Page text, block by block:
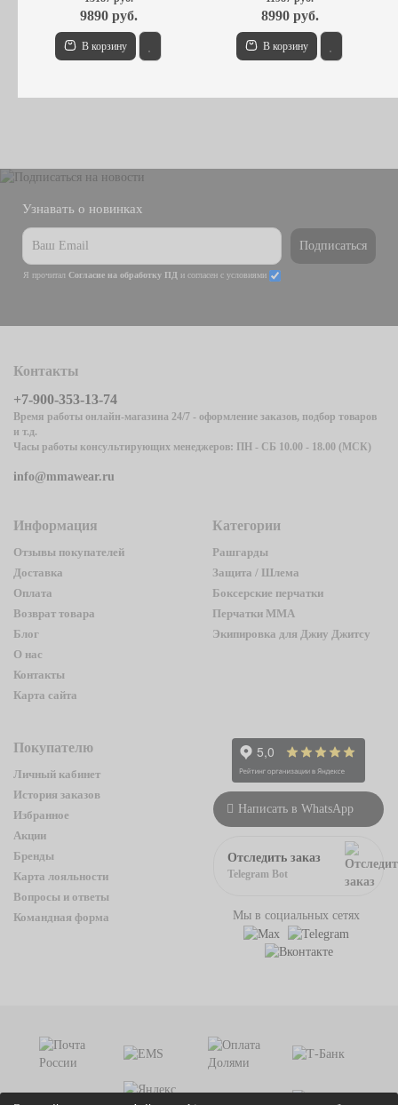
В корзину
9890 руб.
В корзину
8990 руб.
Узнавать о новинках
Подписаться
Я прочитал Согласие на обработку ПД и согласен с условиями
Контакты
+7-900-353-13-74
Время работы онлайн-магазина 24/7 - оформление заказов, подбор товаров
и т.д.
Часы работы консультирующих менеджеров: ПН - СБ 10.00 - 18.00 (МСК)
info@mmawear.ru
Информация
Отзывы покупателей
Доставка
Оплата
Возврат товара
Блог
О нас
Контакты
Карта сайта
Категории
Рашгарды
Защита / Шлема
Боксерские перчатки
Перчатки ММА
Экипировка для Джиу Джитсу
Покупателю
Личный кабинет
История заказов
Избранное
Акции
Бренды
Карта лояльности
Вопросы и ответы
Командная форма
Написать в WhatsApp
Отследить заказ
Telegram Bot
Мы в социальных сетях